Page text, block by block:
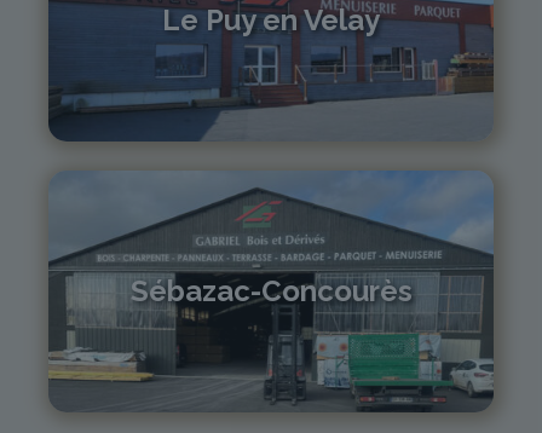
Le Puy en Velay
04 71 01 13 30
lepuy@gabriel-sa.fr
Sébazac-Concourès
05 81 55 83 89
monistrol@gabriel-sa.fr